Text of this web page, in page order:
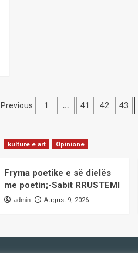
mbrojtjes
Posts
Previous 1 … 41 42 43
kulture e art Opinione
Fryma poetike e së dielës
me poetin;-Sabit RRUSTEMI
admin August 9, 2026